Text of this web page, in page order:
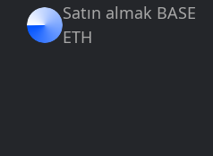
Satın almak BASE
ETH